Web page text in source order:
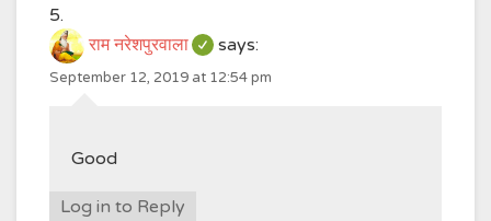
राम नरेशपुरवाला says:
September 12, 2019 at 12:54 pm
Good
Log in to Reply